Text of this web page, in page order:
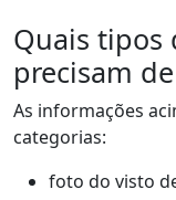
Quais tipos
precisam
As informações
categorias:
foto do visto